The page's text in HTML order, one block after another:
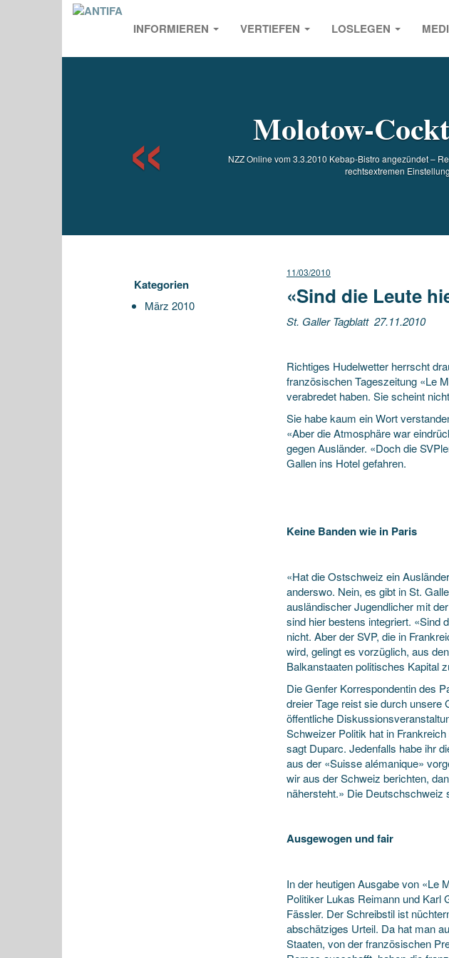
INFORMIEREN VERTIEFEN LOSLEGEN
Molotow-
NZZ Online vom 3.3.2010 Kebap-Bistro angezündet –
rechtsextremen
Kategorien
März 2010
11/03/2010
«Sind die Leute
St. Galler Tagblatt 27.11.2010
Richtiges Hudelwetter herrscht
französischen Tageszeitung «Le
verabredet haben. Sie scheint
Sie habe kaum ein Wort
«Aber die Atmosphäre war
gegen Ausländer. «Doch die
Gallen ins Hotel gefahren.
Keine Banden wie in Paris
«Hat die Ostschweiz ein
anderswo. Nein, es gibt in St.
ausländischer Jugendlicher mit
sind hier bestens integriert. «Sind
nicht. Aber der SVP, die in
wird, gelingt es vorzüglich, aus
Balkanstaaten politisches Kapital
Die Genfer Korrespondentin des
dreier Tage reist sie durch unsere
öffentliche
Schweizer Politik hat in
sagt Duparc. Jedenfalls habe ihr
aus der «Suisse alémanique»
wir aus der Schweiz berichten,
nähersteht.» Die Deutschschweiz
Ausgewogen und fair
In der heutigen Ausgabe von «Le
Politiker Lukas Reimann und Karl
Fässler. Der Schreibstil ist
abschätziges Urteil. Da hat man
Staaten, von der französischen